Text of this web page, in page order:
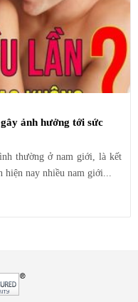
ảnh hưởng tới sức
thường ở nam giới, là kết
nay nhiều nam giới...